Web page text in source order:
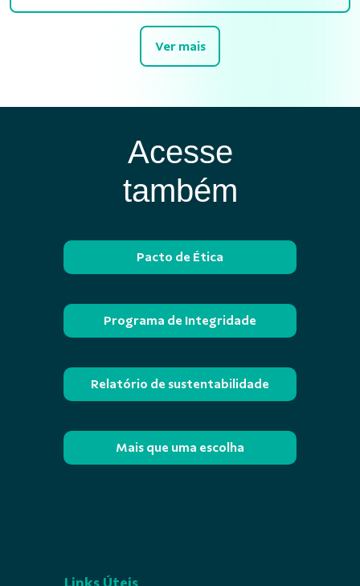
Ver mais
Acesse
também
Pacto de Ética
Programa de Integridade
Relatório de sustentabilidade
Mais que uma escolha
Links Úteis